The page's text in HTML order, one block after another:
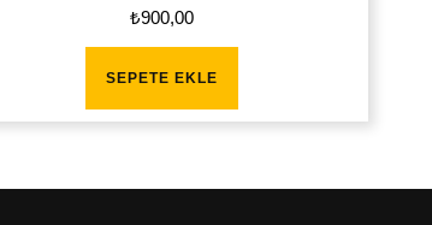
₺900,00
SEPETE EKLE